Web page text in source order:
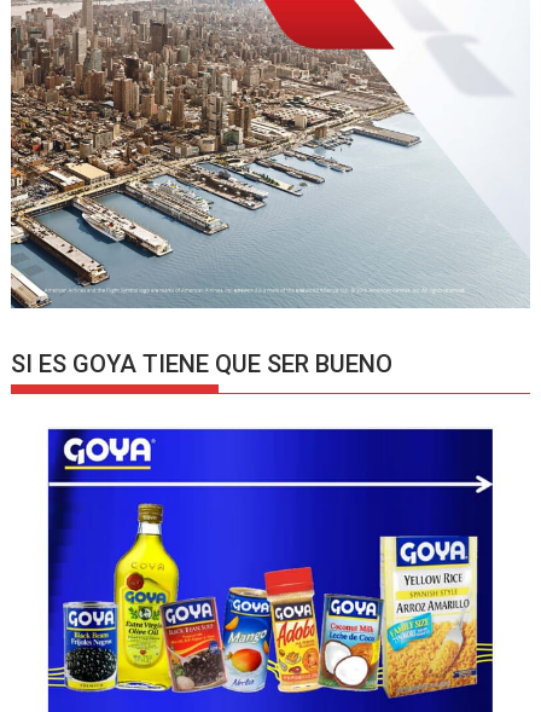
SI ES GOYA TIENE QUE SER BUENO